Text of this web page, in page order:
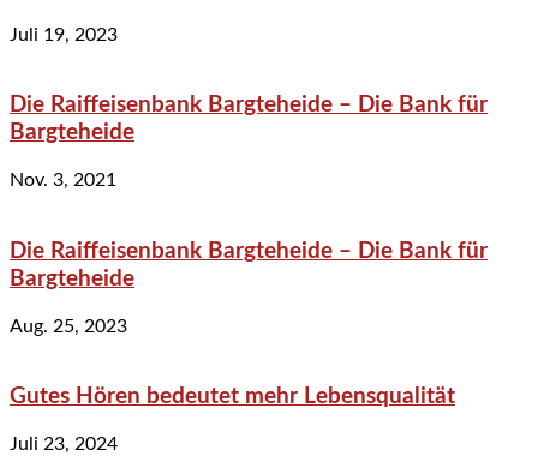
Juli 19, 2023
Die Raiffeisenbank Bargteheide – Die Bank für
Bargteheide
Nov. 3, 2021
Die Raiffeisenbank Bargteheide – Die Bank für
Bargteheide
Aug. 25, 2023
Gutes Hören bedeutet mehr Lebensqualität
Juli 23, 2024